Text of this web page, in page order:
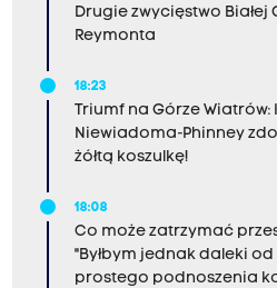
Drugie zwycięstwo Białej
Reymonta
18:23
Triumf na Górze Wiatrów:
Niewiadoma-Phinney
żółtą koszulkę!
18:08
Co może zatrzymać
"Byłbym jednak daleki
prostego podnoszenia